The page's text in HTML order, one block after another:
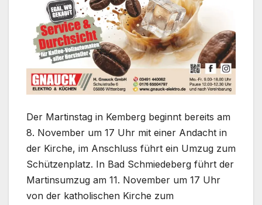
Der Martinstag in Kemberg beginnt bereits am
8. November um 17 Uhr mit einer Andacht in
der Kirche, im Anschluss führt ein Umzug zum
Schützenplatz. In Bad Schmiedeberg führt der
Martinsumzug am 11. November um 17 Uhr
von der katholischen Kirche zum